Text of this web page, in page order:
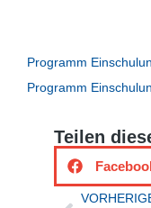
Programm
Programm
Teilen